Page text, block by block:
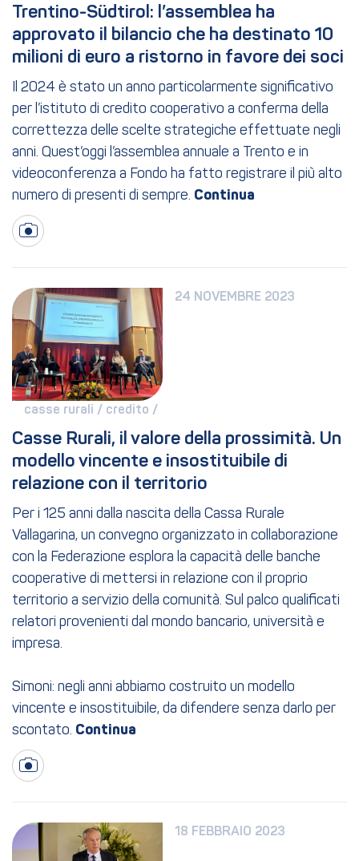
Trentino-Südtirol: l’assemblea ha
approvato il bilancio che ha destinato 10
milioni di euro a ristorno in favore dei soci
Il 2024 è stato un anno particolarmente significativo
per l’istituto di credito cooperativo a conferma della
correttezza delle scelte strategiche effettuate negli
anni. Quest’oggi l’assemblea annuale a Trento e in
videoconferenza a Fondo ha fatto registrare il più alto
numero di presenti di sempre.
24 NOVEMBRE 2023
casse rurali / credito /
Casse Rurali, il valore della prossimità. Un
modello vincente e insostituibile di
relazione con il territorio
Per i 125 anni dalla nascita della Cassa Rurale
Vallagarina, un convegno organizzato in collaborazione
con la Federazione esplora la capacità delle banche
cooperative di mettersi in relazione con il proprio
territorio a servizio della comunità. Sul palco qualificati
relatori provenienti dal mondo bancario, università e
impresa.
Simoni: negli anni abbiamo costruito un modello
vincente e insostituibile, da difendere senza darlo per
scontato.
18 FEBBRAIO 2023